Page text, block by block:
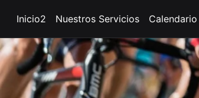
Inicio2 Nuestros Servicios